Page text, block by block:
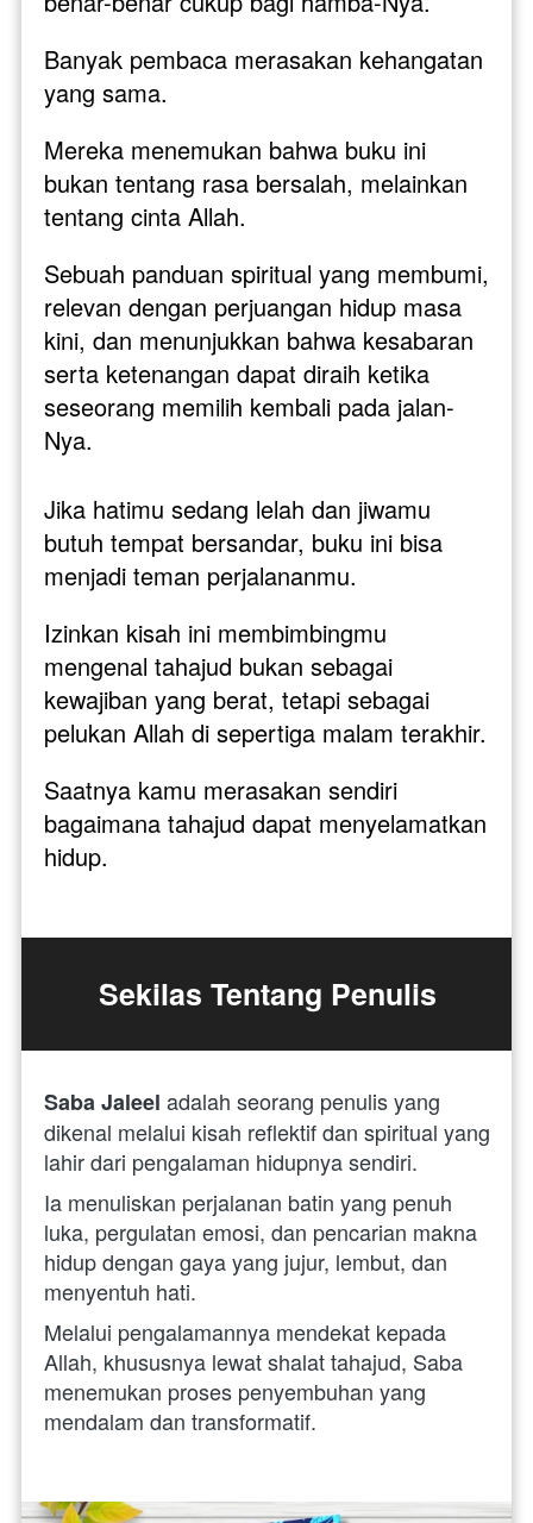
Banyak pembaca merasakan kehangatan
yang sama.
Mereka menemukan bahwa buku ini
bukan tentang rasa bersalah, melainkan
tentang cinta Allah.
Sebuah panduan spiritual yang membumi,
relevan dengan perjuangan hidup masa
kini, dan menunjukkan bahwa kesabaran
serta ketenangan dapat diraih ketika
seseorang memilih kembali pada jalan-
Nya.
Jika hatimu sedang lelah dan jiwamu
butuh tempat bersandar, buku ini bisa
menjadi teman perjalananmu.
Izinkan kisah ini membimbingmu
mengenal tahajud bukan sebagai
kewajiban yang berat, tetapi sebagai
Saatnya kamu merasakan sendiri
bagaimana tahajud dapat menyelamatkan
hidup.
Sekilas Tentang Penulis
Saba Jaleel adalah seorang penulis yang
dikenal melalui kisah reflektif dan spiritual yang
lahir dari pengalaman hidupnya sendiri.
Ia menuliskan perjalanan batin yang penuh
luka, pergulatan emosi, dan pencarian makna
hidup dengan gaya yang jujur, lembut, dan
menyentuh hati.
Melalui pengalamannya mendekat kepada
Allah, khususnya lewat shalat tahajud, Saba
menemukan proses penyembuhan yang
mendalam dan transformatif.